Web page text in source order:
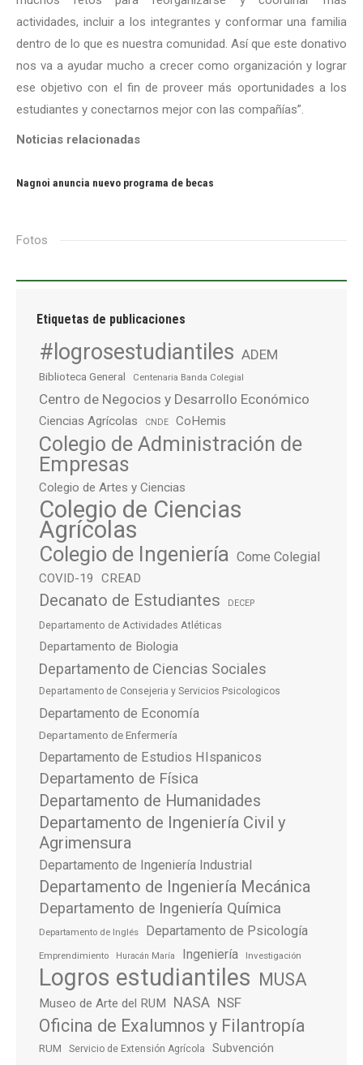
actividades, incluir a los integrantes y conformar una familia
dentro de lo que es nuestra comunidad. Así que este donativo
nos va a ayudar mucho a crecer como organización y lograr
ese objetivo con el fin de proveer más oportunidades a los
estudiantes y conectarnos mejor con las compañías”.
Noticias relacionadas
Nagnoi anuncia nuevo programa de becas
Fotos
Etiquetas de publicaciones
#logrosestudiantiles ADEM
Biblioteca General Centenaria Banda Colegial
Centro de Negocios y Desarrollo Económico
Ciencias Agrícolas CNDE CoHemis
Colegio de Administración de
Empresas
Colegio de Artes y Ciencias
Colegio de Ciencias
Agrícolas
Colegio de Ingeniería Come Colegial
COVID-19 CREAD
Decanato de Estudiantes DECEP
Departamento de Actividades Atléticas
Departamento de Biologia
Departamento de Ciencias Sociales
Departamento de Consejeria y Servicios Psicologicos
Departamento de Economía
Departamento de Enfermería
Departamento de Estudios HIspanicos
Departamento de Física
Departamento de Humanidades
Departamento de Ingeniería Civil y
Agrimensura
Departamento de Ingeniería Industrial
Departamento de Ingeniería Mecánica
Departamento de Ingeniería Química
Departamento de Inglés Departamento de Psicología
Emprendimiento Huracán María Ingeniería Investigación
Logros estudiantiles MUSA
Museo de Arte del RUM NASA NSF
Oficina de Exalumnos y Filantropía
RUM Servicio de Extensión Agrícola Subvención